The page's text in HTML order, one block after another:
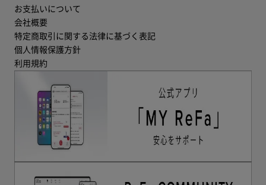
お支払いについて
会社概要
特定商取引に関する法律に基づく表記
個人情報保護方針
利用規約